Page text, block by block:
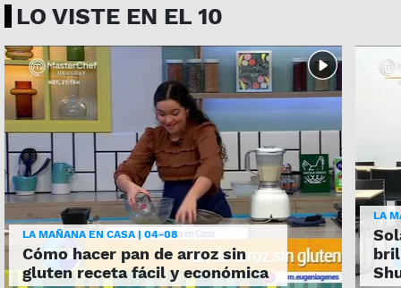
LO VISTE EN EL 10
LA MAÑANA EN CASA | 04-08
Cómo hacer pan de arroz sin
gluten receta fácil y económica
LA